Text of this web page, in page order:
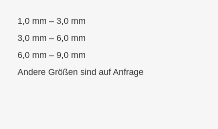
1,0 mm – 3,0 mm
3,0 mm – 6,0 mm
6,0 mm – 9,0 mm
Andere Größen sind auf Anfrage